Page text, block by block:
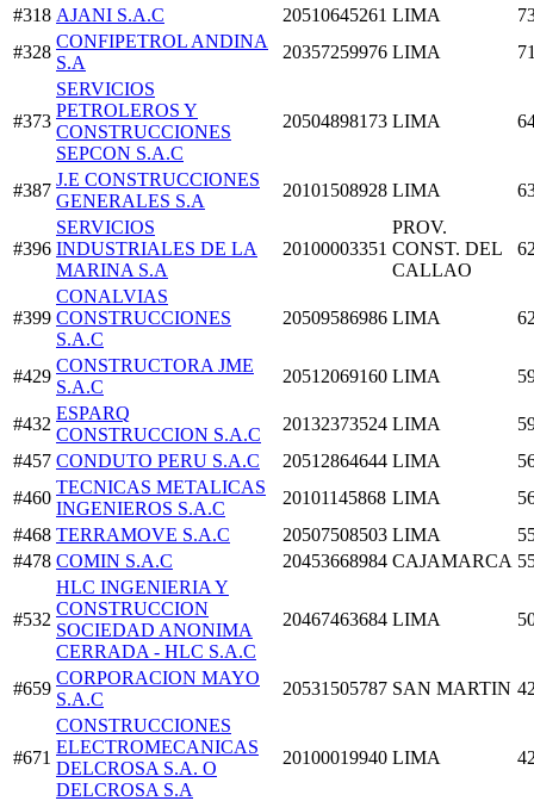
#318 AJANI S.A.C 20510645261 LIMA
#328
CONFIPETROL ANDINA
S.A
20357259976 LIMA
#373
SERVICIOS
PETROLEROS Y
CONSTRUCCIONES
SEPCON S.A.C
20504898173 LIMA
#387
J.E CONSTRUCCIONES
GENERALES S.A
20101508928 LIMA
#396
SERVICIOS
INDUSTRIALES DE LA
MARINA S.A
20100003351
PROV.
CONST. DEL
CALLAO
#399
CONALVIAS
CONSTRUCCIONES
S.A.C
20509586986 LIMA
#429
CONSTRUCTORA JME
S.A.C
20512069160 LIMA
#432
ESPARQ
CONSTRUCCION S.A.C
20132373524 LIMA
#457 CONDUTO PERU S.A.C 20512864644 LIMA
#460
TECNICAS METALICAS
INGENIEROS S.A.C
20101145868 LIMA
#468 TERRAMOVE S.A.C 20507508503 LIMA
#478 COMIN S.A.C 20453668984 CAJAMARCA
#532
HLC INGENIERIA Y
CONSTRUCCION
SOCIEDAD ANONIMA
CERRADA - HLC S.A.C
20467463684 LIMA
#659
CORPORACION MAYO
S.A.C
20531505787 SAN MARTIN
#671
CONSTRUCCIONES
ELECTROMECANICAS
DELCROSA S.A. O
DELCROSA S.A
20100019940 LIMA